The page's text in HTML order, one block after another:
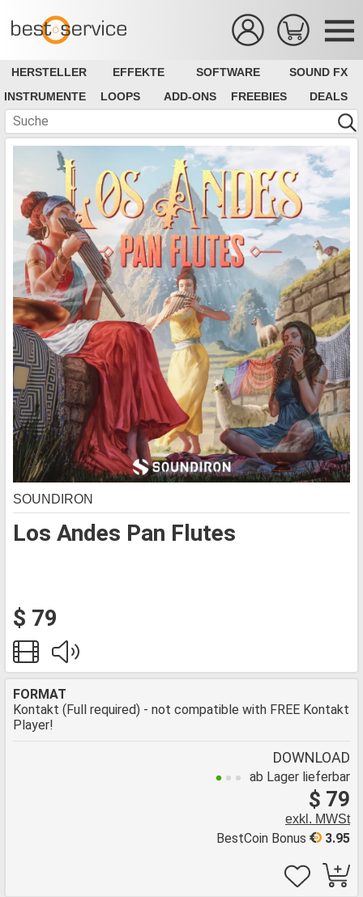
HERSTELLER EFFEKTE SOFTWARE
SOUND FX
INSTRUMENTE
LOOPS ADD-ONS FREEBIES DEALS
Los Andes Pan Flutes
SOUNDIRON
$ 79
FORMAT
Kontakt (Full required) - not compatible with FREE Kontakt
Player!
DOWNLOAD
ab Lager lieferbar
$ 79
exkl. MWSt
3.95
BestCoin Bonus